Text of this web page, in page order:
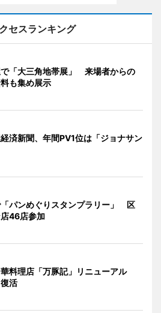
セスランキング
で「大三角地帯展」 来場者からの
も集め展示
済新聞、年間PV1位は「ジョナサン
パンめぐりスタンプラリー」 区
46店参加
料理店「万豚記」リニューアル
活